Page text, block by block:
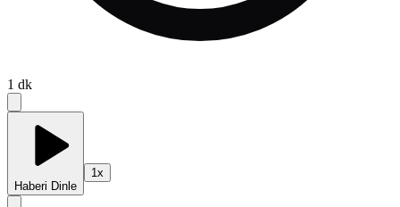
1 dk
Haberi Dinle
1x